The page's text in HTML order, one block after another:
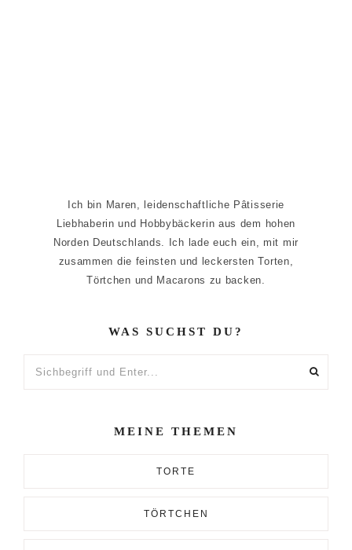
Ich bin Maren, leidenschaftliche Pâtisserie
Liebhaberin und Hobbybäckerin aus dem hohen
Norden Deutschlands. Ich lade euch ein, mit mir
zusammen die feinsten und leckersten Torten,
Törtchen und Macarons zu backen.
WAS SUCHST DU?
MEINE THEMEN
TORTE
TÖRTCHEN